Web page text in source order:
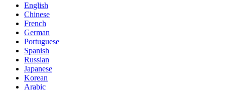
English
Chinese
French
German
Portuguese
Spanish
Russian
Japanese
Korean
Arabic